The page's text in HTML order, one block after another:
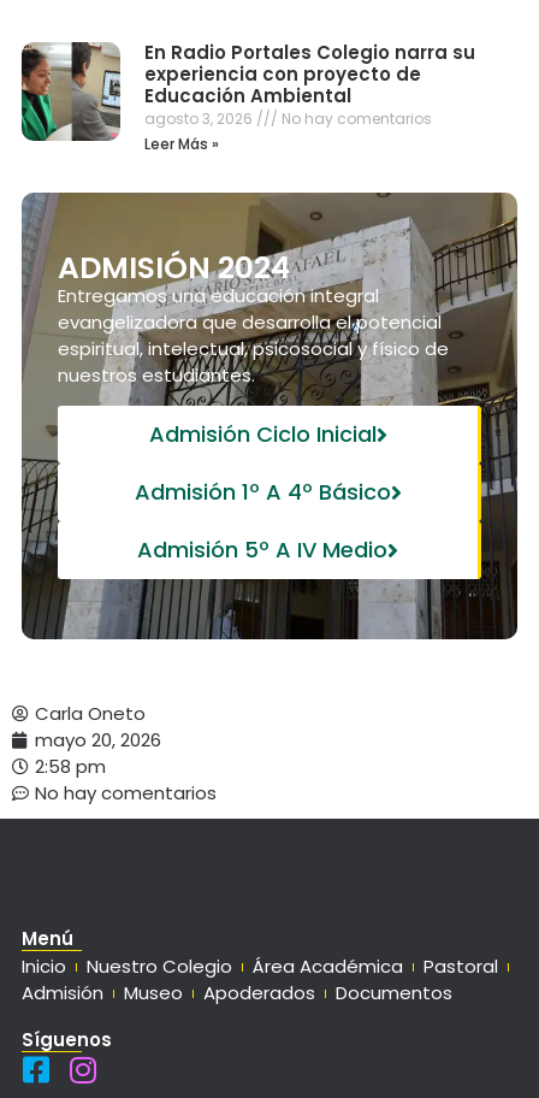
En Radio Portales Colegio narra su
experiencia con proyecto de
Educación Ambiental
agosto 3, 2026
No hay comentarios
Leer Más »
ADMISIÓN 2024
Entregamos una educación integral
evangelizadora que desarrolla el potencial
espiritual, intelectual, psicosocial y físico de
nuestros estudiantes.
Admisión Ciclo Inicial
Admisión 1º A 4º Básico
Admisión 5º A IV Medio
Carla Oneto
mayo 20, 2026
2:58 pm
No hay comentarios
Menú
Inicio
Nuestro Colegio Área Académica
Pastoral
Admisión
Museo Apoderados
Documentos
Síguenos